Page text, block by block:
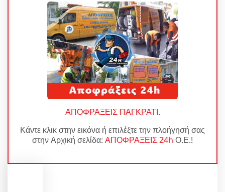
ΑΠΟΦΡΑΞΕΙΣ ΠΑΓΚΡΑΤΙ.
Κάντε κλικ στην εικόνα ή επιλέξτε την πλοήγησή σας
στην Αρχική σελίδα: ΑΠΟΦΡΑΞΕΙΣ 24h Ο.Ε.!